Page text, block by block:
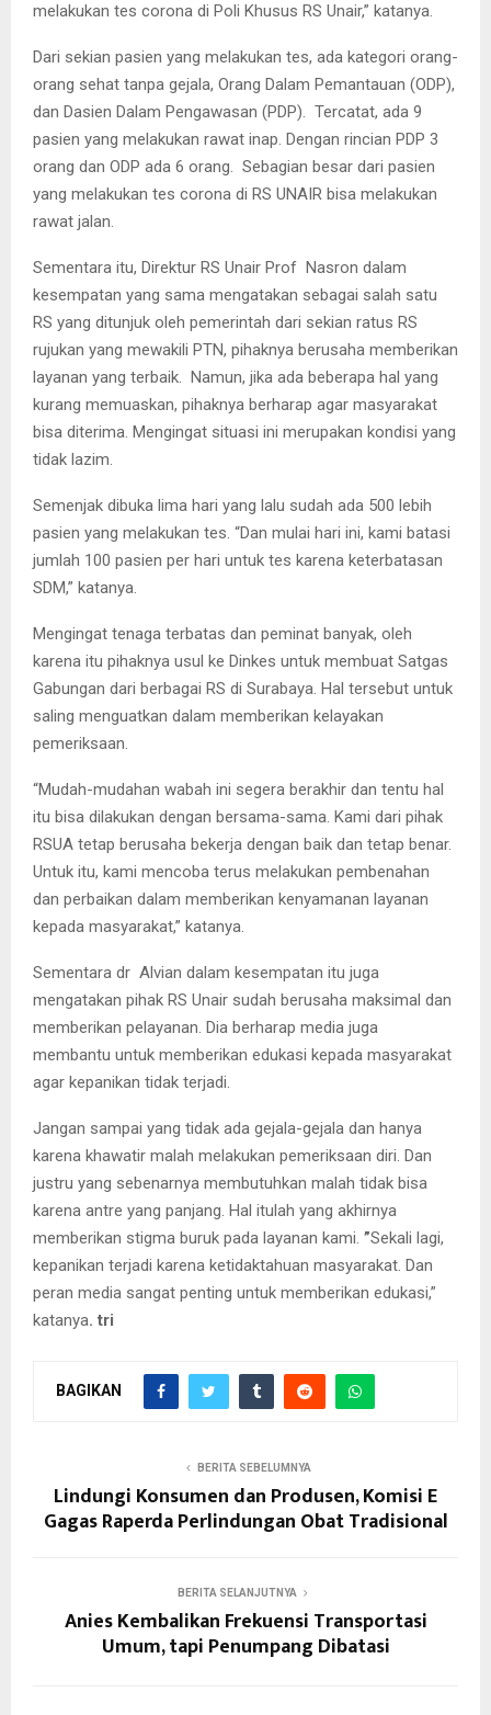
melakukan tes corona di Poli Khusus RS Unair,” katanya.
Dari sekian pasien yang melakukan tes, ada kategori orang-
orang sehat tanpa gejala, Orang Dalam Pemantauan (ODP),
dan Dasien Dalam Pengawasan (PDP). Tercatat, ada 9
pasien yang melakukan rawat inap. Dengan rincian PDP 3
orang dan ODP ada 6 orang. Sebagian besar dari pasien
yang melakukan tes corona di RS UNAIR bisa melakukan
rawat jalan.
Sementara itu, Direktur RS Unair Prof Nasron dalam
kesempatan yang sama mengatakan sebagai salah satu
RS yang ditunjuk oleh pemerintah dari sekian ratus RS
rujukan yang mewakili PTN, pihaknya berusaha memberikan
layanan yang terbaik. Namun, jika ada beberapa hal yang
kurang memuaskan, pihaknya berharap agar masyarakat
bisa diterima. Mengingat situasi ini merupakan kondisi yang
tidak lazim.
Semenjak dibuka lima hari yang lalu sudah ada 500 lebih
pasien yang melakukan tes. “Dan mulai hari ini, kami batasi
jumlah 100 pasien per hari untuk tes karena keterbatasan
SDM,” katanya.
Mengingat tenaga terbatas dan peminat banyak, oleh
karena itu pihaknya usul ke Dinkes untuk membuat Satgas
Gabungan dari berbagai RS di Surabaya. Hal tersebut untuk
saling menguatkan dalam memberikan kelayakan
pemeriksaan.
“Mudah-mudahan wabah ini segera berakhir dan tentu hal
itu bisa dilakukan dengan bersama-sama. Kami dari pihak
RSUA tetap berusaha bekerja dengan baik dan tetap benar.
Untuk itu, kami mencoba terus melakukan pembenahan
dan perbaikan dalam memberikan kenyamanan layanan
kepada masyarakat,” katanya.
Sementara dr Alvian dalam kesempatan itu juga
mengatakan pihak RS Unair sudah berusaha maksimal dan
memberikan pelayanan. Dia berharap media juga
membantu untuk memberikan edukasi kepada masyarakat
agar kepanikan tidak terjadi.
Jangan sampai yang tidak ada gejala-gejala dan hanya
karena khawatir malah melakukan pemeriksaan diri. Dan
justru yang sebenarnya membutuhkan malah tidak bisa
karena antre yang panjang. Hal itulah yang akhirnya
memberikan stigma buruk pada layanan kami. ”Sekali lagi,
kepanikan terjadi karena ketidaktahuan masyarakat. Dan
peran media sangat penting untuk memberikan edukasi,”
katanya. tri
BAGIKAN
BERITA SEBELUMNYA
Lindungi Konsumen dan Produsen, Komisi E
Gagas Raperda Perlindungan Obat Tradisional
BERITA SELANJUTNYA
Anies Kembalikan Frekuensi Transportasi
Umum, tapi Penumpang Dibatasi